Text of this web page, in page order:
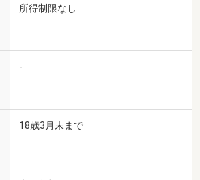
所得制限なし
-
18歳3月末まで